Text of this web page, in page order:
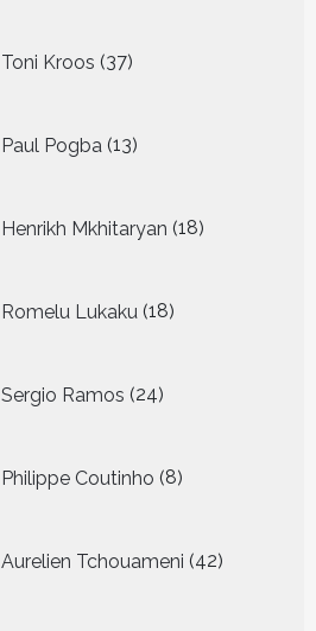
Toni Kroos 37
producten
Paul Pogba 13
producten
Henrikh Mkhitaryan 18
producten
Romelu Lukaku 18
producten
Sergio Ramos 24
producten
Philippe Coutinho 8
producten
Aurelien Tchouameni 42
producten